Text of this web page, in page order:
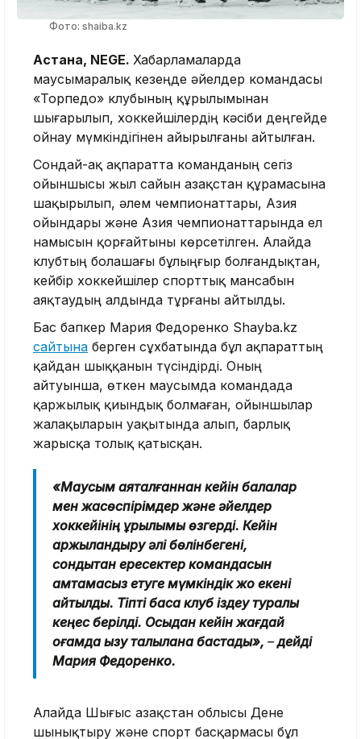
Фото: shaiba.kz
Астана, NEGE. Хабарламаларда
маусымаралық кезеңде әйелдер командасы
«Торпедо» клубының құрылымынан
шығарылып, хоккейшілердің кәсіби деңгейде
ойнау мүмкіндігінен айырылғаны айтылған.
Сондай-ақ ақпаратта команданың сегіз
ойыншысы жыл сайын Қазақстан құрамасына
шақырылып, әлем чемпионаттары, Азия
ойындары және Азия чемпионаттарында ел
намысын қорғайтыны көрсетілген. Алайда
клубтың болашағы бұлыңғыр болғандықтан,
кейбір хоккейшілер спорттық мансабын
аяқтаудың алдында тұрғаны айтылды.
Бас бапкер Мария Федоренко Shayba.kz
сайтына берген сұхбатында бұл ақпараттың
қайдан шыққанын түсіндірді. Оның
айтуынша, өткен маусымда командада
қаржылық қиындық болмаған, ойыншылар
жалақыларын уақытында алып, барлық
жарысқа толық қатысқан.
«Маусым аяқталғаннан кейін балалар
мен жасөспірімдер және әйелдер
хоккейінің құрылымы өзгерді. Кейін
қаржыландыру әлі бөлінбегені,
сондықтан ересектер командасын
қамтамасыз етуге мүмкіндік жоқ екені
айтылды. Тіпті басқа клуб іздеу туралы
кеңес берілді. Осыдан кейін жағдай
қоғамда қызу талқылана бастады», –дейді
Мария Федоренко.
Алайда Шығыс Қазақстан облысы Дене
шынықтыру және спорт басқармасы бұл